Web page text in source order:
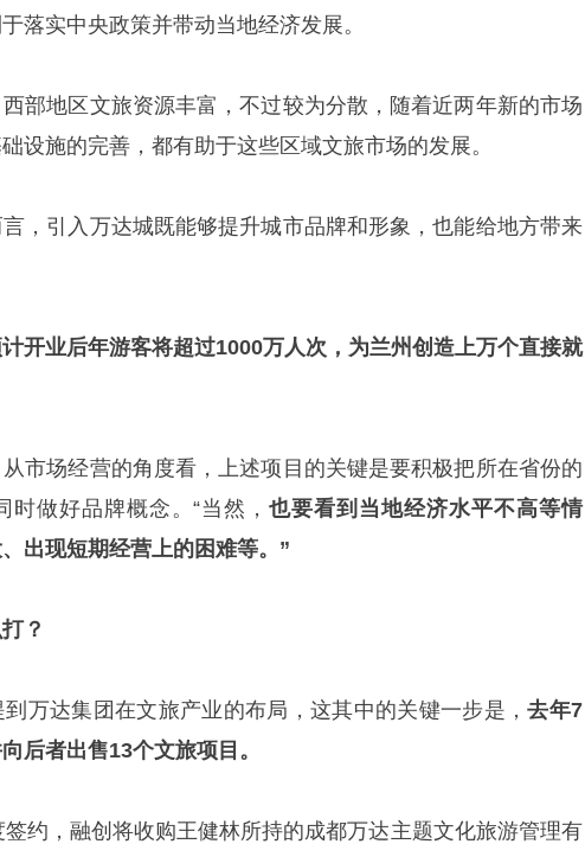
落实中央政策并带动当地经济发展。
部地区文旅资源丰富，不过较为分散，随着近两年新的市场
设施的完善，都有助于这些区域文旅市场的发展。
，引入万达城既能够提升城市品牌和形象，也能给地方带来
开业后年游客将超过1000万人次，为兰州创造上万个直接就
市场经营的角度看，上述项目的关键是要积极把所在省份的
时做好品牌概念。“当然，也要看到当地经济水平不高等情
出现短期经营上的困难等。”
？
万达集团在文旅产业的布局，这其中的关键一步是，去年7
后者出售13个文旅项目。
约，融创将收购王健林所持的成都万达主题文化旅游管理有